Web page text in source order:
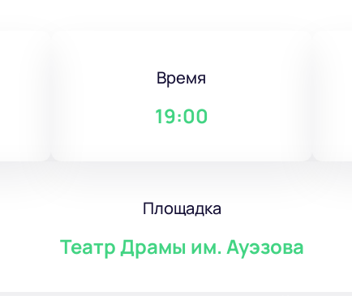
Время
19:00
Площадка
Театр Драмы им. Ауэзова